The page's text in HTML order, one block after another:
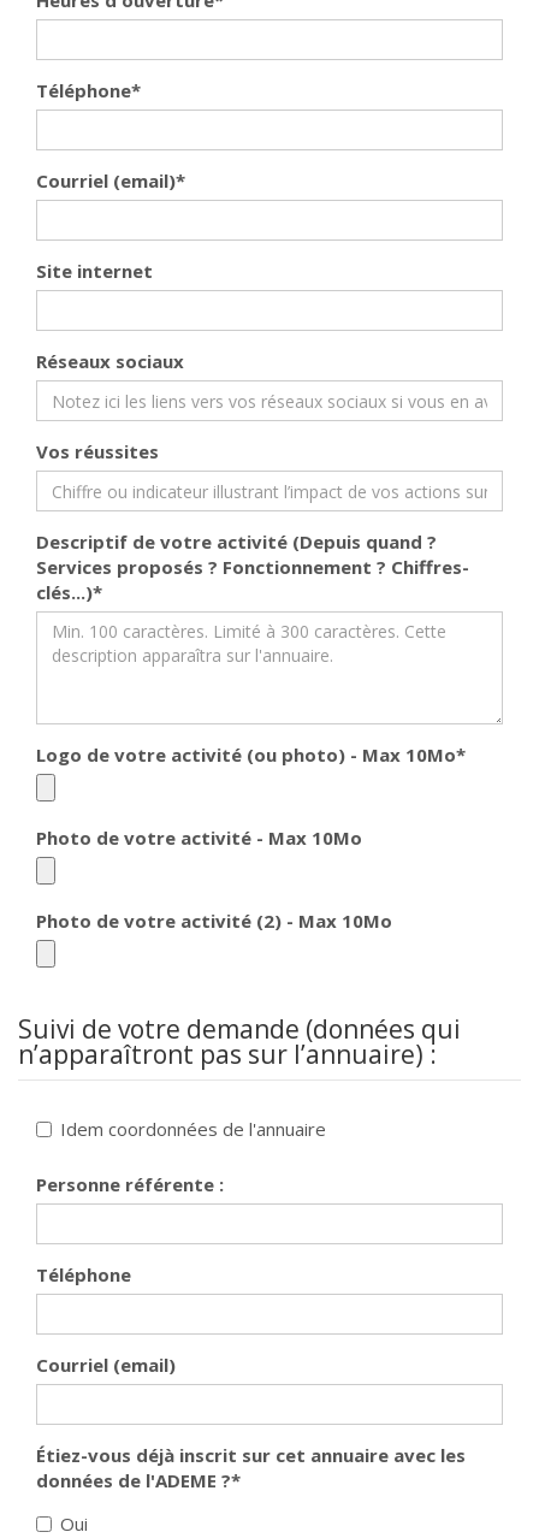
Téléphone*
Courriel (email)*
Site internet
Réseaux sociaux
Vos réussites
Descriptif de votre activité (Depuis quand ?
Services proposés ? Fonctionnement ? Chiffres-
clés...)*
Logo de votre activité (ou photo) - Max 10Mo*
Photo de votre activité - Max 10Mo
Photo de votre activité (2) - Max 10Mo
Suivi de votre demande (données qui
n’apparaîtront pas sur l’annuaire) :
Idem coordonnées de l'annuaire
Personne référente :
Téléphone
Courriel (email)
Étiez-vous déjà inscrit sur cet annuaire avec les
données de l'ADEME ?*
Oui